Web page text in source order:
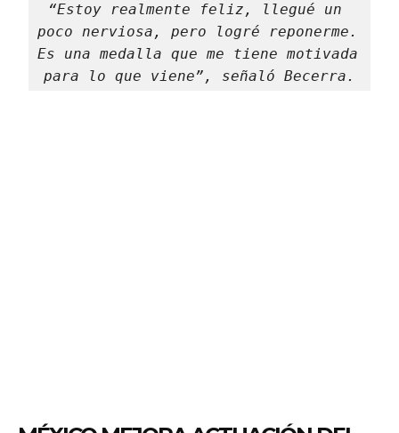
“Estoy realmente feliz, llegué un
poco nerviosa, pero logré reponerme.
Es una medalla que me tiene motivada
para lo que viene”, señaló Becerra.